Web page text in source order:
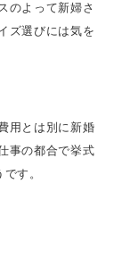
のよって新婦さ
ズ選びには気を
用とは別に新婚
事の都合で挙式
す。